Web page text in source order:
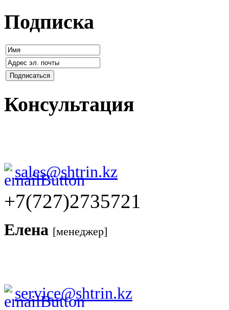
Подписка
Консультация
sales@shtrin.kz
+7(727)2735721
Елена [менеджер]
service@shtrin.kz